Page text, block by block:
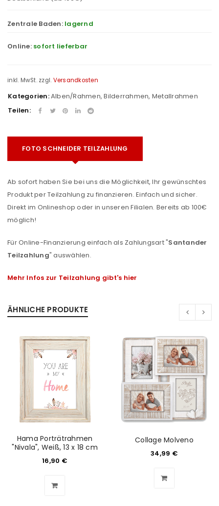
Zentrale Baden: lagernd
Online: sofort lieferbar
inkl. MwSt. zzgl. Versandkosten
Kategorien:Alben/Rahmen,Bilderrahmen, Metallrahmen
Teilen:
FOTO SCHNEIDER TEILZAHLUNG
Ab sofort haben Sie bei uns die Möglichkeit, Ihr gewünschtes
Produkt per Teilzahlung zu finanzieren. Einfach und sicher.
Direkt im Onlineshop oder in unseren Filialen. Bereits ab 100€
möglich!
Für Online-Finanzierung einfach als Zahlungsart "Santander
Teilzahlung" auswählen.
Mehr Infos zur Teilzahlung gibt's hier
ÄHNLICHE PRODUKTE
Hama Porträtrahmen
"Nivala", Weiß, 13 x 18 cm
16,90 €
Collage Molveno
34,99 €